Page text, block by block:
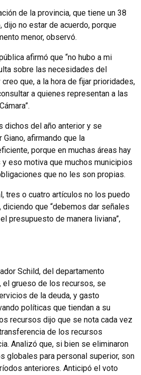
de la provincia, que tiene un 38
dijo no estar de acuerdo, porque
menor, observó.
afirmó que “no hubo a mi
sobre las necesidades del
que, a la hora de fijar prioridades,
a quienes representan a las
dichos del año anterior y se
afirmando que la
porque en muchas áreas hay
eso motiva que muchos municipios
que no les son propias.
tres o cuatro artículos no los puedo
diciendo que “debemos dar señales
presupuesto de manera liviana”,
Schild, del departamento
el grueso de los recursos, se
de la deuda, y gasto
políticas que tiendan a su
recursos dijo que se nota cada vez
de los recursos
Analizó que, si bien se eliminaron
globales para personal superior, son
anteriores. Anticipó el voto